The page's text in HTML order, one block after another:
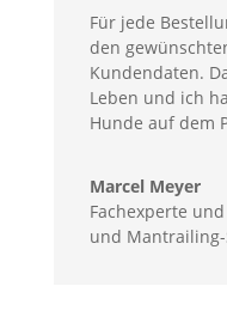
Für jede
den
Kundendaten.
Leben und ich
Hunde auf dem
Marcel Meyer
Fachexperte
und Mantrailing-